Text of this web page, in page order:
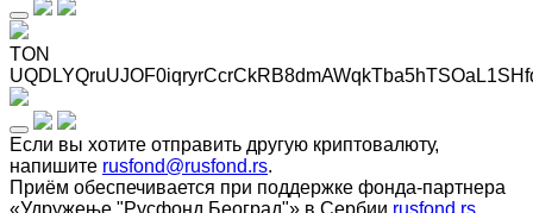
TON
Если вы хотите отправить другую криптовалюту,
напишите rusfond@rusfond.rs.
Приём обеспечивается при поддержке фонда-партнера